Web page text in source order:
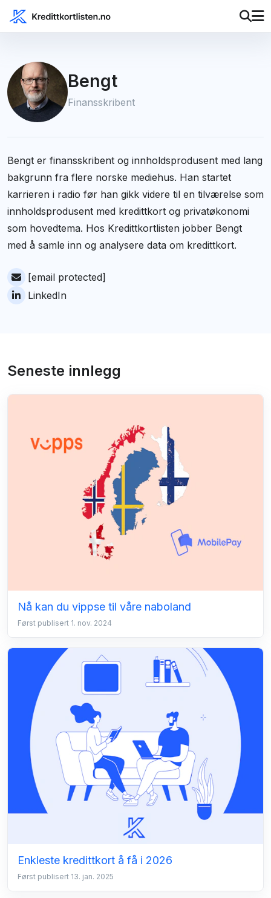
Bengt
Finansskribent
Bengt er finansskribent og innholdsprodusent med lang
bakgrunn fra flere norske mediehus. Han startet
karrieren i radio før han gikk videre til en tilværelse som
innholdsprodusent med kredittkort og privatøkonomi
som hovedtema. Hos Kredittkortlisten jobber Bengt
med å samle inn og analysere data om kredittkort.
[email protected]
LinkedIn
Seneste innlegg
Nå kan du vippse til våre naboland
Først publisert 1. nov. 2024
Enkleste kredittkort å få i 2026
Først publisert 13. jan. 2025